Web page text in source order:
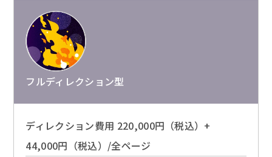
フルディレクション型
ディレクション費用 220,000円（税込）+
44,000円（税込）/全ページ